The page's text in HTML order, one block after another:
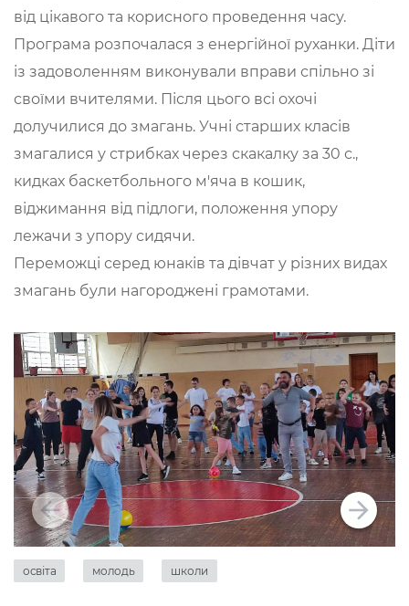
від цікавого та корисного проведення часу.
Програма розпочалася з енергійної руханки. Діти
із задоволенням виконували вправи спільно зі
своїми вчителями. Після цього всі охочі
долучилися до змагань. Учні старших класів
змагалися у стрибках через скакалку за 30 с.,
кидках баскетбольного м'яча в кошик,
віджимання від підлоги, положення упору
лежачи з упору сидячи.
Переможці серед юнаків та дівчат у різних видах
змагань були нагороджені грамотами.
освіта молодь школи